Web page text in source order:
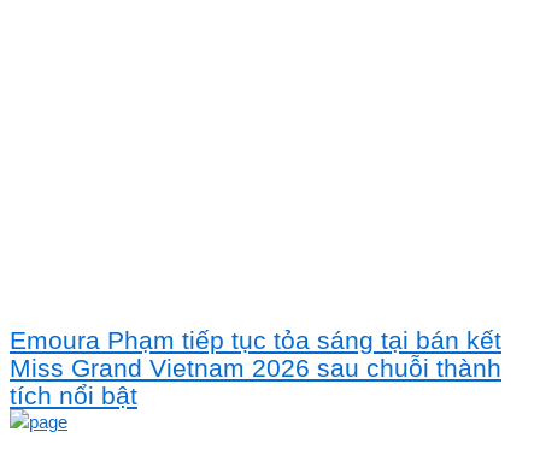
Emoura Phạm tiếp tục tỏa sáng tại bán kết
Miss Grand Vietnam 2026 sau chuỗi thành
tích nổi bật